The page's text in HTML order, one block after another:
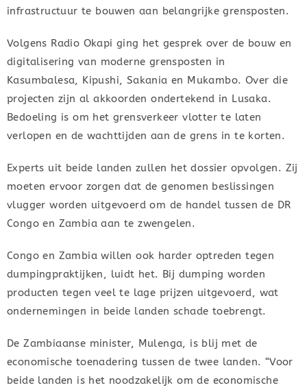
infrastructuur te bouwen aan belangrijke grensposten.
Volgens Radio Okapi ging het gesprek over de bouw en
digitalisering van moderne grensposten in
Kasumbalesa, Kipushi, Sakania en Mukambo. Over die
projecten zijn al akkoorden ondertekend in Lusaka.
Bedoeling is om het grensverkeer vlotter te laten
verlopen en de wachttijden aan de grens in te korten.
Experts uit beide landen zullen het dossier opvolgen. Zij
moeten ervoor zorgen dat de genomen beslissingen
vlugger worden uitgevoerd om de handel tussen de DR
Congo en Zambia aan te zwengelen.
Congo en Zambia willen ook harder optreden tegen
dumpingpraktijken, luidt het. Bij dumping worden
producten tegen veel te lage prijzen uitgevoerd, wat
ondernemingen in beide landen schade toebrengt.
De Zambiaanse minister, Mulenga, is blij met de
economische toenadering tussen de twee landen. “Voor
beide landen is het noodzakelijk om de economische